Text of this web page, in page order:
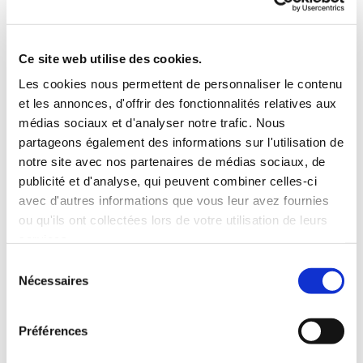
Ce site web utilise des cookies.
Les cookies nous permettent de personnaliser le contenu
et les annonces, d'offrir des fonctionnalités relatives aux
médias sociaux et d'analyser notre trafic. Nous
partageons également des informations sur l'utilisation de
notre site avec nos partenaires de médias sociaux, de
publicité et d'analyse, qui peuvent combiner celles-ci
avec d'autres informations que vous leur avez fournies
ou qu'ils ont collectées lors de votre utilisation de leurs
Nécessaires
Préférences
COUTEAUX PAT MITCHELL
Historique :
PAT MITCHELL
dans un fourreau en cuir marron d' origine.
Il s' agit d' un couteau fabriqué à la main à